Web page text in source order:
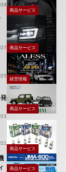
商品サービス
商品サービス
経営情報
商品サービス
商品サービス
商品サービス